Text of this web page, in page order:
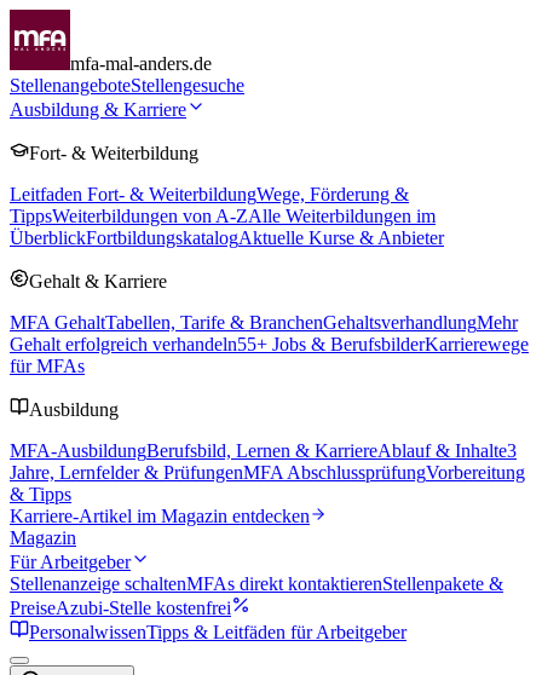
mfa-mal-anders.de
StellenangeboteStellengesuche
Ausbildung & Karriere
Fort- & Weiterbildung
Leitfaden Fort- & WeiterbildungWege, Förderung &
TippsWeiterbildungen von A-ZAlle Weiterbildungen im
ÜberblickFortbildungskatalogAktuelle Kurse & Anbieter
Gehalt & Karriere
MFA GehaltTabellen, Tarife & BranchenGehaltsverhandlungMehr
Gehalt erfolgreich verhandeln55+ Jobs & BerufsbilderKarrierewege
für MFAs
Ausbildung
MFA-AusbildungBerufsbild, Lernen & KarriereAblauf & Inhalte3
Jahre, Lernfelder & PrüfungenMFA AbschlussprüfungVorbereitung
& Tipps
Karriere-Artikel im Magazin entdecken
Magazin
Für Arbeitgeber
Stellenanzeige schaltenMFAs direkt kontaktierenStellenpakete &
PreiseAzubi-Stelle kostenfrei
PersonalwissenTipps & Leitfäden für Arbeitgeber